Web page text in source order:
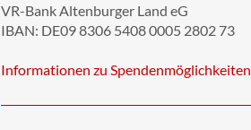
VR-Bank Altenburger Land eG
IBAN: DE09 8306 5408 0005 2802 73
Informationen zu Spendenmöglichkeiten